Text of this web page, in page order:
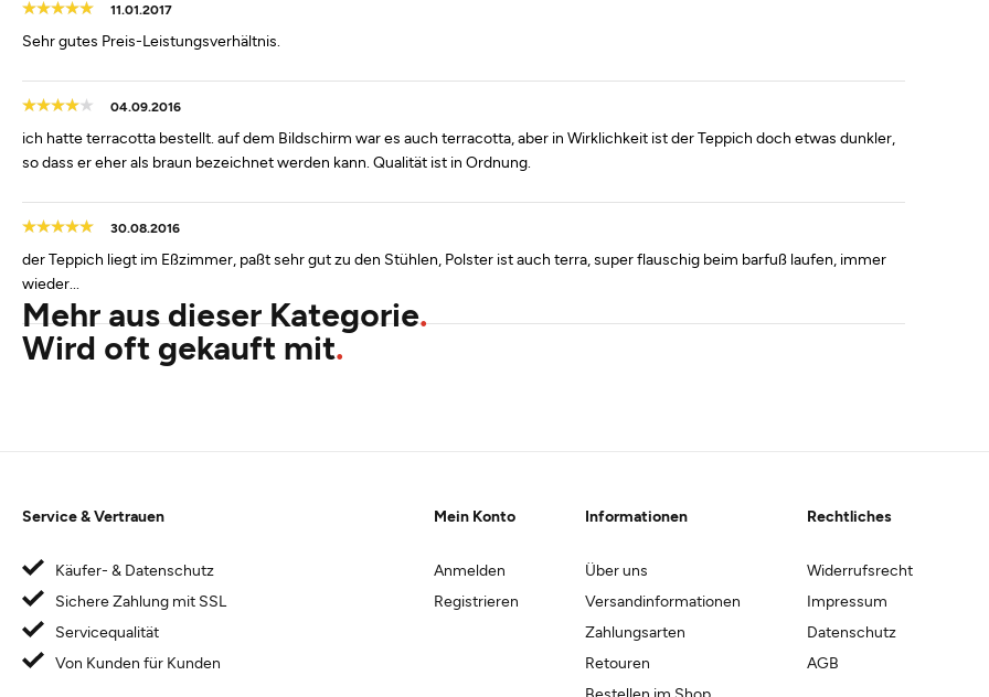
11.01.2017
Sehr gutes Preis-Leistungsverhältnis.
04.09.2016
ich hatte terracotta bestellt. auf dem Bildschirm war es auch terracotta, aber in Wirklichkeit ist der Teppich doch etwas dunkler,
so dass er eher als braun bezeichnet werden kann. Qualität ist in Ordnung.
30.08.2016
der Teppich liegt im Eßzimmer, paßt sehr gut zu den Stühlen, Polster ist auch terra, super flauschig beim barfuß laufen, immer
wieder...
Mehr aus dieser Kategorie
Wird oft gekauft mit
Mein Konto
Anmelden
Registrieren
Informationen
Über uns
Versandinformationen
Zahlungsarten
Retouren
Bestellen im Shop
Rechtliches
Widerrufsrecht
Impressum
Datenschutz
AGB
Service & Vertrauen
Käufer- & Datenschutz
Sichere Zahlung mit SSL
Servicequalität
Von Kunden für Kunden